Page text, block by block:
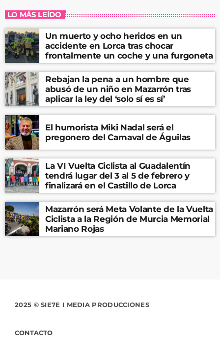
LO MÁS LEÍDO
Un muerto y ocho heridos en un
accidente en Lorca tras chocar
frontalmente un coche y una furgoneta
Rebajan la pena a un hombre que
abusó de un niño en Mazarrón tras
aplicar la ley del ‘solo sí es sí’
El humorista Miki Nadal será el
pregonero del Carnaval de Águilas
La VI Vuelta Ciclista al Guadalentín
tendrá lugar del 3 al 5 de febrero y
finalizará en el Castillo de Lorca
Mazarrón será Meta Volante de la Vuelta
Ciclista a la Región de Murcia Memorial
Mariano Rojas
2025 © SIE7E I MEDIA PRODUCCIONES
CONTACTO